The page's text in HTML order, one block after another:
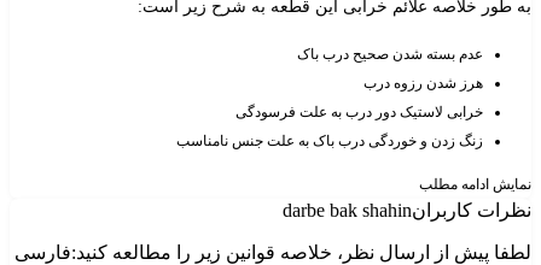
به طور خلاصه علائم خرابی این قطعه به شرح زیر است:
عدم بسته شدن صحیح درب باک
هرز شدن رزوه درب
خرابی لاستیک دور درب به علت فرسودگی
زنگ زدن و خوردگی درب باک به علت جنس نامناسب
نمایش ادامه مطلب
نظرات کاربرانdarbe bak shahin
لطفا پیش از ارسال نظر، خلاصه قوانین زیر را مطالعه کنید:فارسی